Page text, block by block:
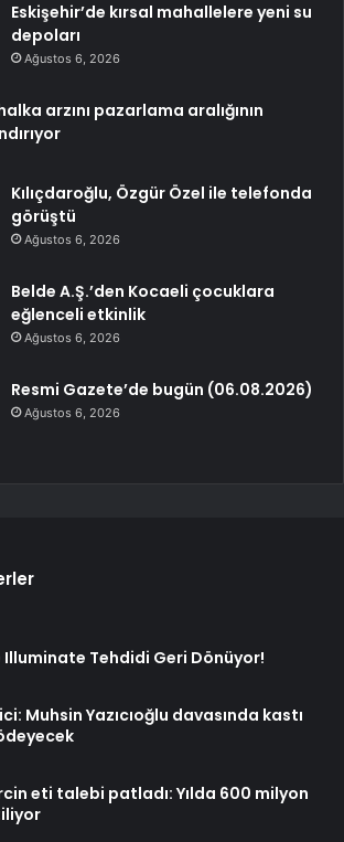
Eskişehir’de kırsal mahallelere yeni su
depoları
Ağustos 6, 2026
arzını pazarlama aralığının
Kılıçdaroğlu, Özgür Özel ile telefonda
görüştü
Ağustos 6, 2026
Belde A.Ş.’den Kocaeli çocuklara
eğlenceli etkinlik
Ağustos 6, 2026
Resmi Gazete’de bugün (06.08.2026)
Ağustos 6, 2026
Illuminate Tehdidi Geri Dönüyor!
Muhsin Yazıcıoğlu davasında kastı
eti talebi patladı: Yılda 600 milyon